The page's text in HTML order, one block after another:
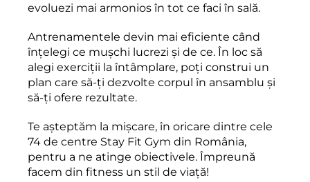
evoluezi mai armonios în tot ce faci în sală.
Antrenamentele devin mai eficiente când
înțelegi ce mușchi lucrezi și de ce. În loc să
alegi exerciții la întâmplare, poți construi un
plan care să-ți dezvolte corpul în ansamblu și
să-ți ofere rezultate.
Te așteptăm la mișcare, în oricare dintre cele
74 de centre Stay Fit Gym din România,
pentru a ne atinge obiectivele. Împreună
facem din fitness un stil de viață!